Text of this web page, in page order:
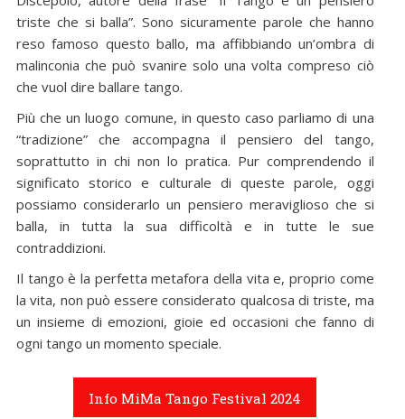
triste che si balla”. Sono sicuramente parole che hanno
reso famoso questo ballo, ma affibbiando un’ombra di
malinconia che può svanire solo una volta compreso ciò
che vuol dire ballare tango.
Più che un luogo comune, in questo caso parliamo di una
“tradizione” che accompagna il pensiero del tango,
soprattutto in chi non lo pratica. Pur comprendendo il
significato storico e culturale di queste parole, oggi
possiamo considerarlo un pensiero meraviglioso che si
balla, in tutta la sua difficoltà e in tutte le sue
contraddizioni.
Il tango è la perfetta metafora della vita e, proprio come
la vita, non può essere considerato qualcosa di triste, ma
un insieme di emozioni, gioie ed occasioni che fanno di
ogni tango un momento speciale.
Info MiMa Tango Festival 2024